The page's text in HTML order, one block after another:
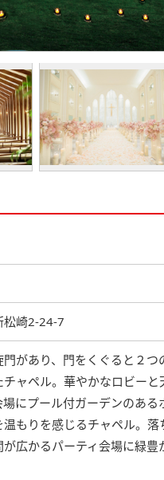
松崎2-24-7
があり、門をくぐると２つ
チャペル。華やかなロビー
にプール付ガーデンのある
もりを感じるチャペル。
が広かるパーティ会場に緑